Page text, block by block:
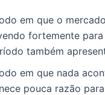
em que o
fortemente
também
em que nada
pouca razão